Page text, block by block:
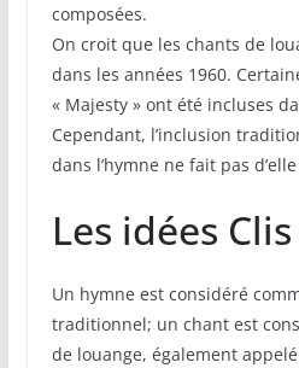
composées.
On croit que les chants de
dans les années 1960.
« Majesty » ont été incluses
Cependant, l’inclusion
dans l’hymne ne fait pas
Les idées Clis
Un hymne est considéré
traditionnel; un chant est
de louange, également